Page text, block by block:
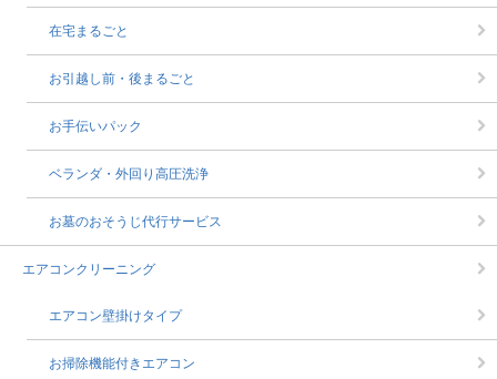
在宅まるごと
お引越し前・後まるごと
お手伝いパック
ベランダ・外回り高圧洗浄
お墓のおそうじ代行サービス
エアコンクリーニング
エアコン壁掛けタイプ
お掃除機能付きエアコン